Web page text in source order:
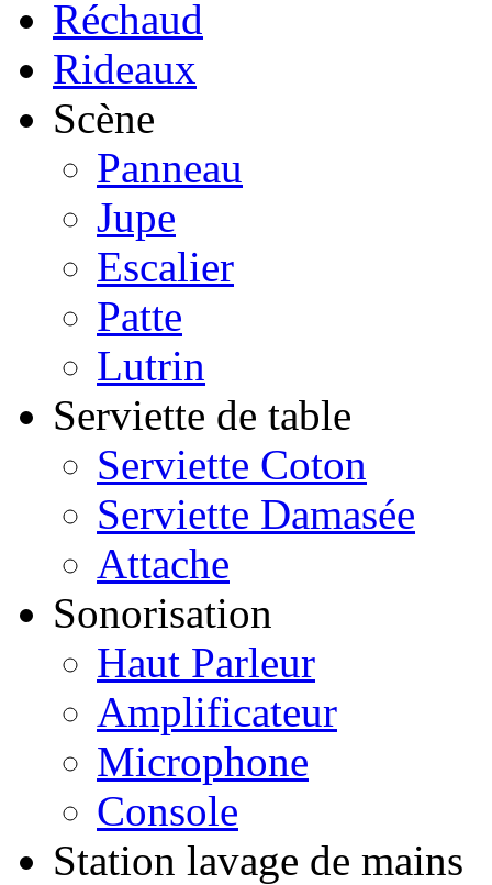
Réchaud
Rideaux
Scène
Panneau
Jupe
Escalier
Patte
Lutrin
Serviette de table
Serviette Coton
Serviette Damasée
Attache
Sonorisation
Haut Parleur
Amplificateur
Microphone
Console
Station lavage de mains